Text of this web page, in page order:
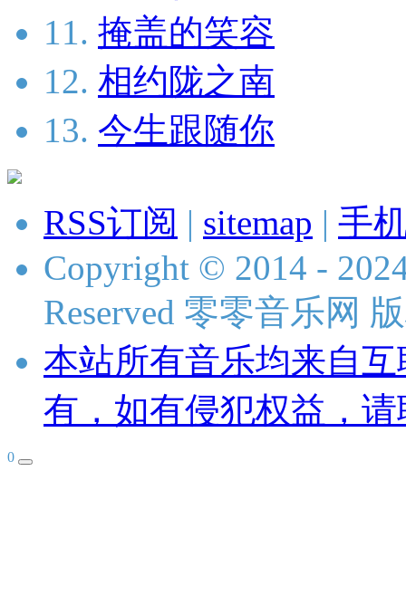
11. 掩盖的笑容
12. 相约陇之南
13. 今生跟随你
RSS订阅 | sitemap | 手
Copyright © 2014 -
Reserved 零零音乐网
本站所有音乐均来自
有，如有侵犯权益，
0